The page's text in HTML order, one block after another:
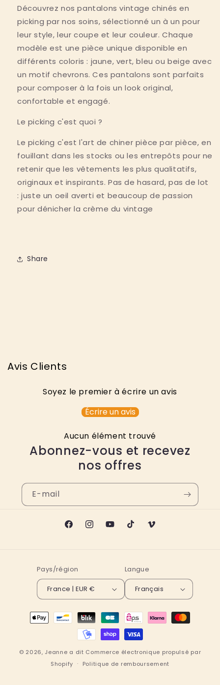
Découvrez nos pantalons vintage chinés en
picking par nos soins, sélectionné un à un pour
leur style, leur coupe et leur couleur. Chaque
modèle est une pièce unique disponible en
différents coloris : jaune, vert, bleu ou beige avec
un motif chevrons. Ces pantalons sont parfaits
pour composer à la fois un look original,
confortable et engagé.
Le picking c'est quoi ?
Le picking c'est l'art de chiner pièce par pièce, en
fouillant dans les stocks ou les entrepôts pour ne
retenir que les vêtements les plus qualitatifs,
originaux et inspirants. Pas de hasard, pas de lot
: juste un oeil averti et beaucoup de passion
pour dénicher la crème du vintage
Share
Avis Clients
Soyez le premier à écrire un avis
Écrire un avis
Aucun élément trouvé
Abonnez-vous et recevez
nos offres
E-mail
FacebookInstagramYouTubeTikTok Vimeo
Pays/région
France | EUR €
Langue
Français
Moyens
© 2026, Jeanne a dit Commerce électronique propulsé par
Shopify
Politique de remboursement